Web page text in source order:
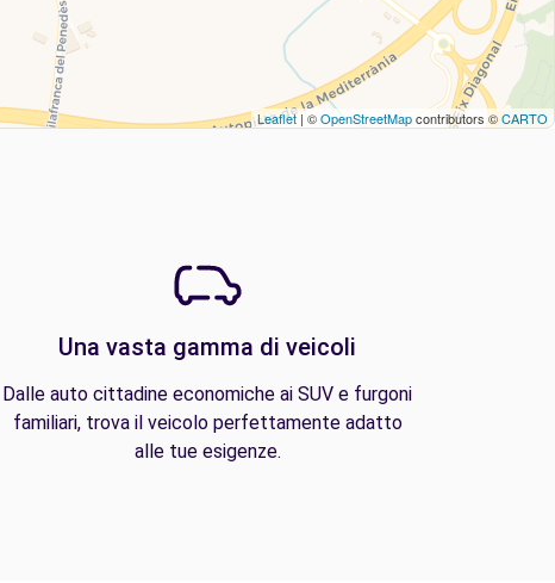
Leaflet| ©OpenStreetMapcontributors ©CARTO
Una vasta gamma di veicoli
Dalle auto cittadine economiche ai SUV e furgoni
familiari, trova il veicolo perfettamente adatto
alle tue esigenze.